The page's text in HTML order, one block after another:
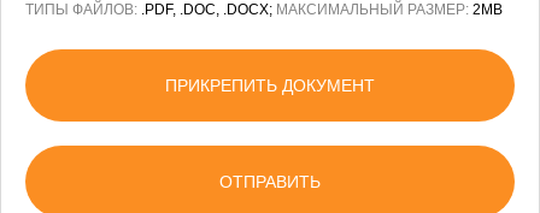
ТИПЫ ФАЙЛОВ: .PDF, .DOC, .DOCX; МАКСИМАЛЬНЫЙ РАЗМЕР: 2MB
ПРИКРЕПИТЬ ДОКУМЕНТ